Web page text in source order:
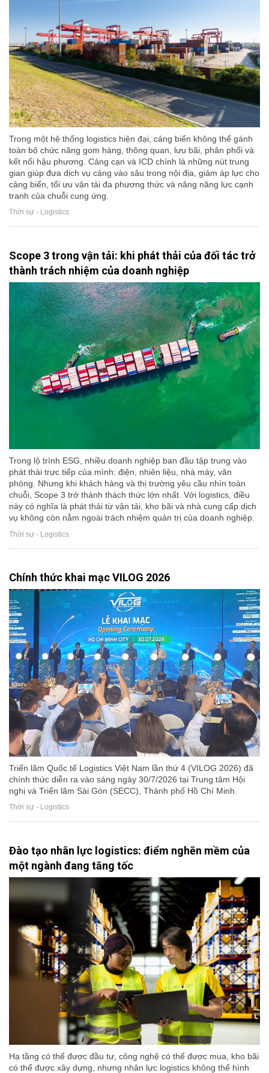
Trong một hệ thống logistics hiện đại, cảng biển không thể gánh
toàn bộ chức năng gom hàng, thông quan, lưu bãi, phân phối và
kết nối hậu phương. Cảng cạn và ICD chính là những nút trung
gian giúp đưa dịch vụ cảng vào sâu trong nội địa, giảm áp lực cho
cảng biển, tối ưu vận tải đa phương thức và nâng năng lực cạnh
tranh của chuỗi cung ứng.
Thời sự - Logistics
Scope 3 trong vận tải: khi phát thải của đối tác trở
thành trách nhiệm của doanh nghiệp
Trong lộ trình ESG, nhiều doanh nghiệp ban đầu tập trung vào
phát thải trực tiếp của mình: điện, nhiên liệu, nhà máy, văn
phòng. Nhưng khi khách hàng và thị trường yêu cầu nhìn toàn
chuỗi, Scope 3 trở thành thách thức lớn nhất. Với logistics, điều
này có nghĩa là phát thải từ vận tải, kho bãi và nhà cung cấp dịch
vụ không còn nằm ngoài trách nhiệm quản trị của doanh nghiệp.
Thời sự - Logistics
Chính thức khai mạc VILOG 2026
Triển lãm Quốc tế Logistics Việt Nam lần thứ 4 (VILOG 2026) đã
chính thức diễn ra vào sáng ngày 30/7/2026 tại Trung tâm Hội
nghị và Triển lãm Sài Gòn (SECC), Thành phố Hồ Chí Minh.
Thời sự - Logistics
Đào tạo nhân lực logistics: điểm nghẽn mềm của
một ngành đang tăng tốc
Hạ tầng có thể được đầu tư, công nghệ có thể được mua, kho bãi
có thể được xây dựng, nhưng nhân lực logistics không thể hình